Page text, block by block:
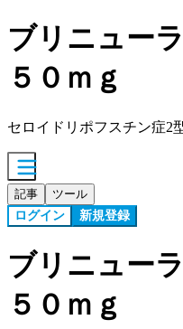
ブリニュー
５０ｍｇ
セロイドリポフスチン症2
記事 ツール
ログイン 新規登録
ブリニュー
５０ｍｇ